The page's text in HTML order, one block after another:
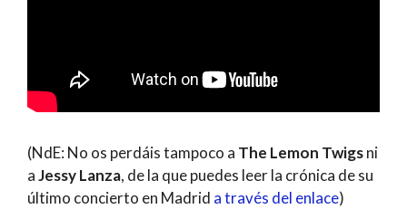
(NdE: No os perdáis tampoco a The Lemon Twigsni
aJessy Lanza, de la que puedes leer la crónica de su
último concierto en Madrid a través del enlace)